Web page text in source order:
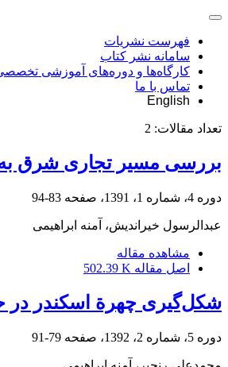
فهرست نشریات
سامانه نشر کتاب
کارگاه‌ها و دوره‌های آموزشی
تماس با ما
English
تعداد مقالات: 2
بررسی مسیر تجاری شرق
دوره 4، شماره 1، 1391، صفحه 83-94
عبدالرسول خیراندیش، آمنه ابراهیمی
مشاهده مقاله
اصل مقاله 502.39 K
شکل‌گیری چهرة اسکندر در
دوره 5، شماره 2، 1392، صفحه 79-91